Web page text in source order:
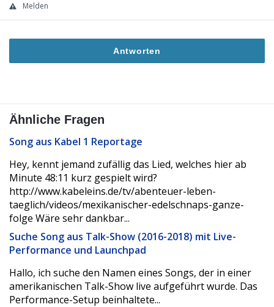
Melden
Antworten
Ähnliche Fragen
Song aus Kabel 1 Reportage
Hey, kennt jemand zufällig das Lied, welches hier ab
Minute 48:11 kurz gespielt wird?
http://www.kabeleins.de/tv/abenteuer-leben-
taeglich/videos/mexikanischer-edelschnaps-ganze-
folge Wäre sehr dankbar...
Suche Song aus Talk-Show (2016-2018) mit Live-
Performance und Launchpad
Hallo, ich suche den Namen eines Songs, der in einer
amerikanischen Talk-Show live aufgeführt wurde. Das
Performance-Setup beinhaltete...